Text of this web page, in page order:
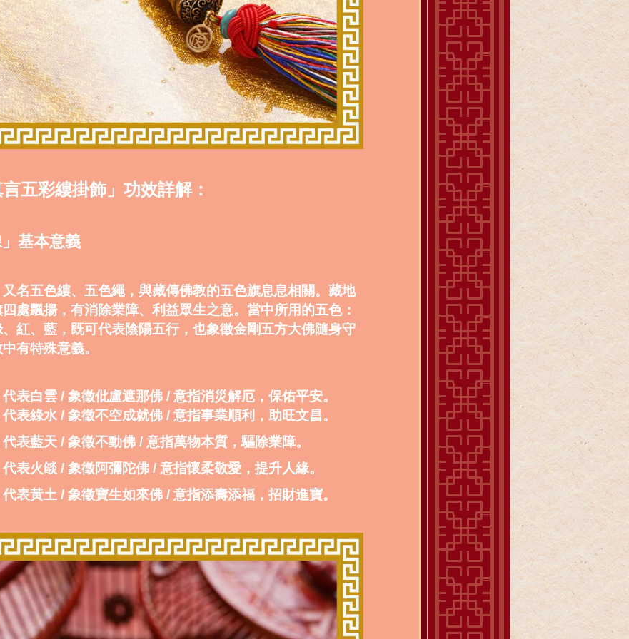
言五彩縷掛飾」功效詳解：
」基本意義
名五色縷、五色繩，與藏傳佛教的五色旗息息相關。藏地
處飄揚，有消除業障、利益眾生之意。當中所用的五色：
紅、藍，既可代表陰陽五行，也象徵金剛五方大佛隨身守
有特殊意義。
代表白雲 / 象徵仳盧遮那佛 / 意指消災解厄，保佑平安。
代表綠水 / 象徵不空成就佛 / 意指事業順利，助旺文昌。
代表藍天 / 象徵不動佛 / 意指萬物本質，驅除業障。
代表火燄 / 象徵阿彌陀佛 / 意指懷柔敬愛，提升人緣。
代表黃土 / 象徵寶生如來佛 / 意指添壽添福，招財進寶。